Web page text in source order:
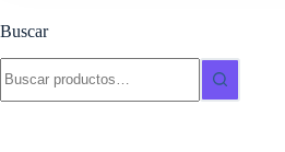
Buscar